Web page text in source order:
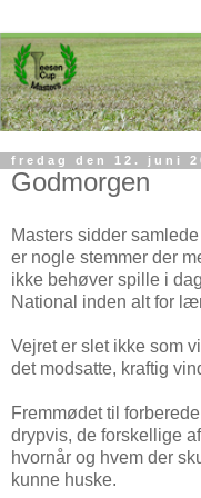
fredag den 12. juni
Godmorgen
Masters sidder
er nogle stemmer der
ikke behøver spille i
National inden alt for
Vejret er slet ikke som
det modsatte, kraftig
Fremmødet til
drypvis, de forskellige
hvornår og hvem der
kunne huske.